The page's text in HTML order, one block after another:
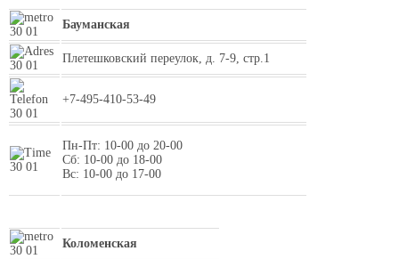
Бауманская
Плетешковский переулок, д. 7-9, стр.1
+7-495-410-53-49
Пн-Пт: 10-00 до 20-00
Сб: 10-00 до 18-00
Вс: 10-00 до 17-00
Коломенская